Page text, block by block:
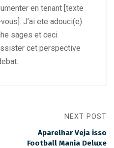
en tenant [texte
J’ai ete adouci(e)
sages et ceci
cet perspective
NEXT POST
Aparelhar Veja isso
Football Mania Deluxe